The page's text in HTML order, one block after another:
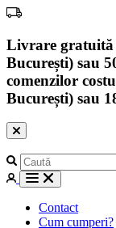
Livrare gratuită
București) sau
comenzilor
București) sau
Contact
Cum cumperi?